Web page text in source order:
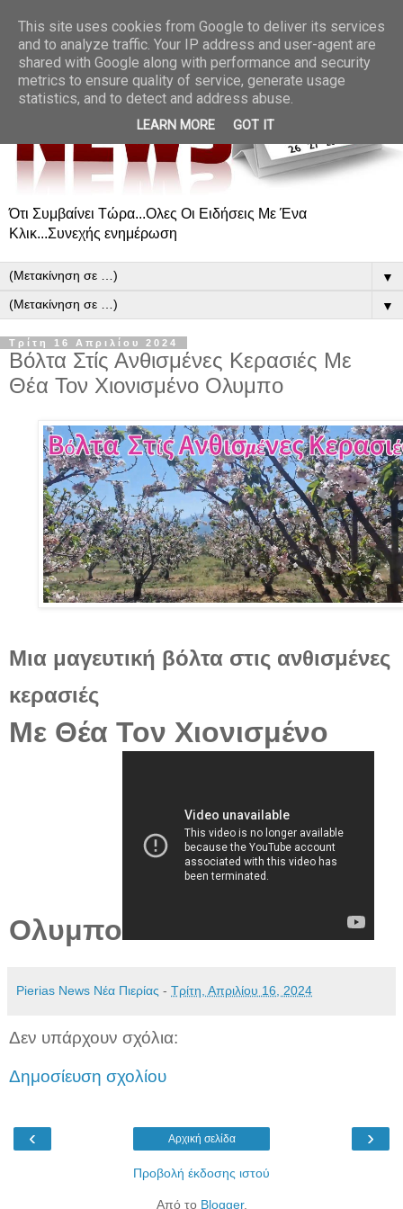
Ότι Συμβαίνει Τώρα...Ολες Οι Ειδήσεις Με Ένα
Κλικ...Συνεχής ενημέρωση
▼
▼
Τρίτη 16 Απριλίου 2024
Βόλτα Στίς Ανθισμένες Κερασιές Με
Θέα Τον Χιονισμένο Ολυμπο
Μια μαγευτική βόλτα στις ανθισμένες
κερασιές
Με Θέα Τον Χιονισμένο
Ολυμπο
Pierias News Νέα Πιερίας - Τρίτη, Απριλίου 16, 2024
Δεν υπάρχουν σχόλια:
Δημοσίευση σχολίου
‹ ›
Αρχική σελίδα
Προβολή έκδοσης ιστού
Από το Blogger.
This site uses cookies from Google to deliver its services
and to analyze traffic. Your IP address and user-agent are
shared with Google along with performance and security
metrics to ensure quality of service, generate usage
statistics, and to detect and address abuse.
LEARN MORE GOT IT